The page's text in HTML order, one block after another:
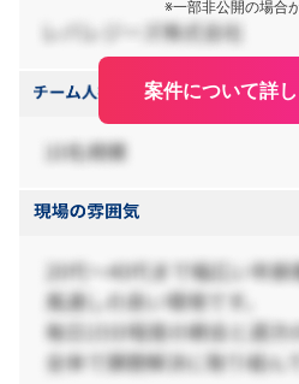
※一部非公開の場合
案件について詳